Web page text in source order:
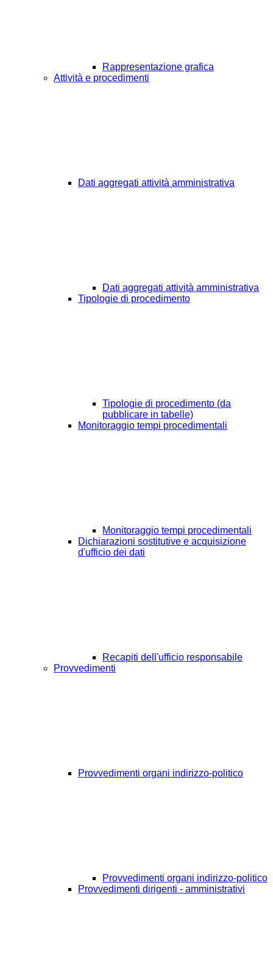
Rappresentazione grafica
Attività e procedimenti
Dati aggregati attività amministrativa
Dati aggregati attività amministrativa
Tipologie di procedimento
Tipologie di procedimento (da
pubblicare in tabelle)
Monitoraggio tempi procedimentali
Monitoraggio tempi procedimentali
Dichiarazioni sostitutive e acquisizione
d'ufficio dei dati
Recapiti dell'ufficio responsabile
Provvedimenti
Provvedimenti organi indirizzo-politico
Provvedimenti organi indirizzo-politico
Provvedimenti dirigenti - amministrativi